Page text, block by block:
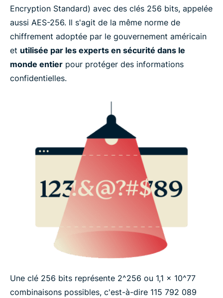
Encryption Standard) avec des clés 256 bits, appelée
aussi AES-256. Il s'agit de la même norme de
chiffrement adoptée par le gouvernement américain
et utilisée par les experts en sécurité dans le
monde entier pour protéger des informations
confidentielles.
Une clé 256 bits représente 2^256 ou 1,1 x 10^77
combinaisons possibles, c'est-à-dire 115 ​792 ​089 ​